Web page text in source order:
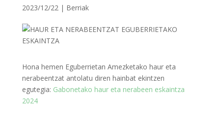
2023/12/22| Berriak
Hona hemen Eguberrietan Amezketako haur eta
nerabeentzat antolatu diren hainbat ekintzen
egutegia: Gabonetako haur eta nerabeen eskaintza
2024